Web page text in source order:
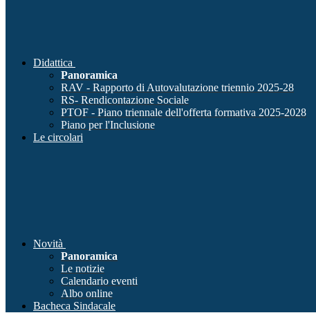
Didattica
Panoramica
RAV - Rapporto di Autovalutazione triennio 2025-28
RS- Rendicontazione Sociale
PTOF - Piano triennale dell'offerta formativa 2025-2028
Piano per l'Inclusione
Le circolari
Novità
Panoramica
Le notizie
Calendario eventi
Albo online
Bacheca Sindacale